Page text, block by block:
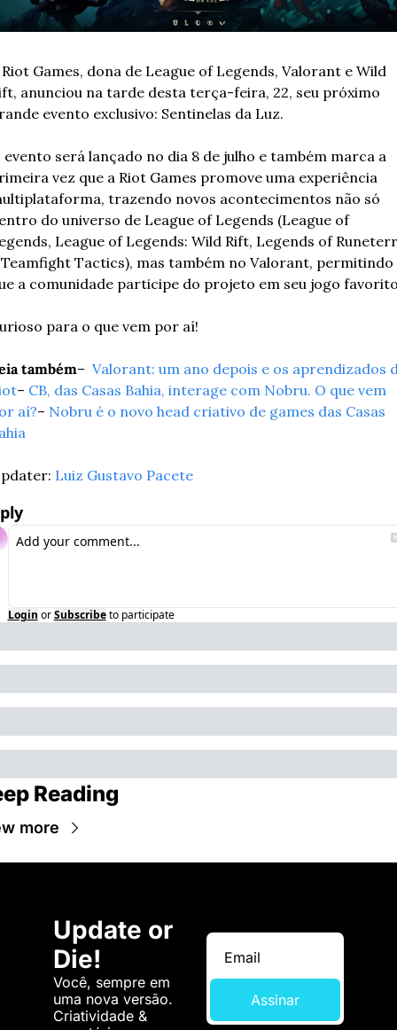
Riot Games, dona de League of Legends, Valorant e Wild
anunciou na tarde desta terça-feira, 22, seu próximo
evento exclusivo: Sentinelas da Luz.
evento será lançado no dia 8 de julho e também marca a
vez que a Riot Games promove uma experiência
trazendo novos acontecimentos não só
do universo de League of Legends (League of
League of Legends: Wild Rift, Legends of
Tactics), mas também no Valorant, permitindo
a comunidade participe do projeto em seu jogo
para o que vem por aí!
também– Valorant: um ano depois e os aprendizados
– CB, das Casas Bahia, interage com Nobru. O que vem
aí?– Nobru é o novo head criativo de games das Casas
Luiz Gustavo Pacete
Login or Subscribe to participate
Reading
more
Update or
Die!
Você, sempre em
uma nova versão.
Criatividade &
Assinar